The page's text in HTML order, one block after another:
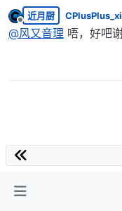
离线
近月厨
@风又音理 唔，好吧